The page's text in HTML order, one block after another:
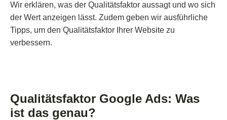
Wir erklären, was der Qualitätsfaktor aussagt und wo sich
der Wert anzeigen lässt. Zudem geben wir ausführliche
Tipps, um den Qualitätsfaktor Ihrer Website zu
verbessern.
Qualitätsfaktor Google Ads: Was
ist das genau?